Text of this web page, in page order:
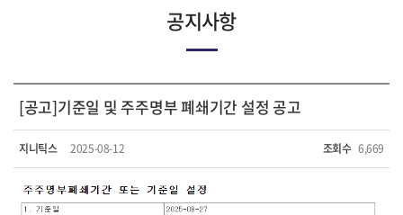
공지사항
[공고]기준일 및 주주명부 폐쇄기간 설정 공고
지니틱스 2025-08-12 조회수 6,669